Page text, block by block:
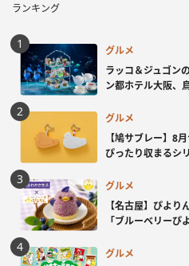
ランキング
グルメ
ラッコ＆ジュゴン
ン都ホテル大阪、
グルメ
【鳩サブレー】8
ぴったり収まるシ
グルメ
【名古屋】ぴよ
「ブルーベリーぴ
グルメ